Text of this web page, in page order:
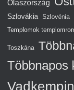
Olaszország
Szlovákia Szlovénia
Templomok
Toszkána
Többnapos